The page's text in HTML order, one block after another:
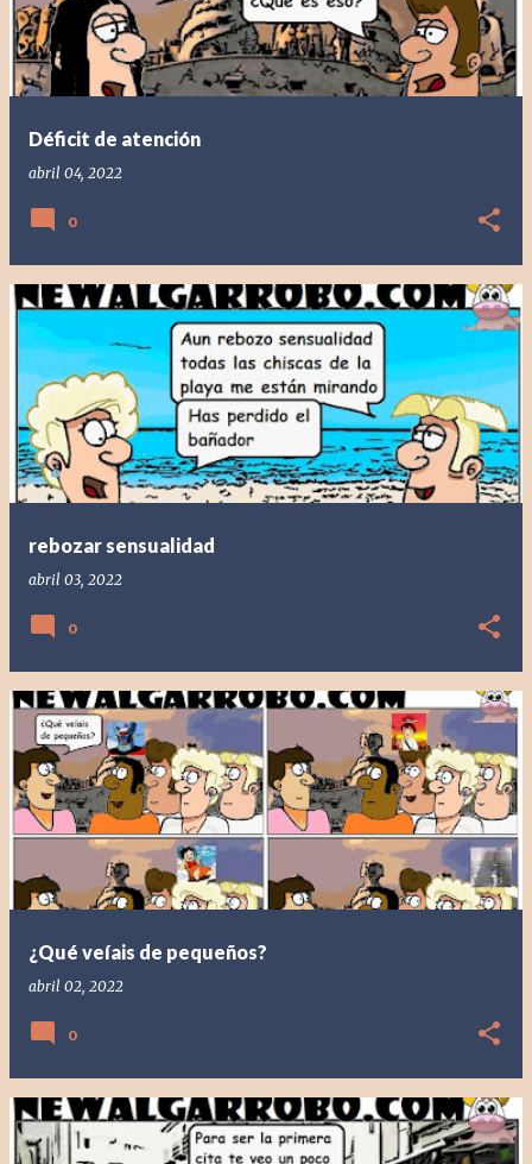
Déficit de atención
abril 04, 2022
0
rebozar sensualidad
abril 03, 2022
0
¿Qué veíais de pequeños?
abril 02, 2022
0